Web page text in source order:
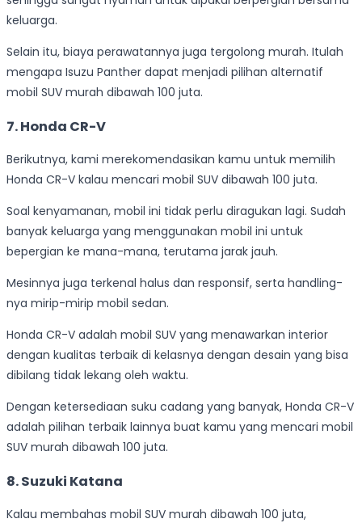
keluarga.
Selain itu, biaya perawatannya juga tergolong murah. Itulah
mengapa Isuzu Panther dapat menjadi pilihan alternatif
mobil SUV murah dibawah 100 juta.
7.Honda CR-V
Berikutnya, kami merekomendasikan kamu untuk memilih
Honda CR-V kalau mencari mobil SUV dibawah 100 juta.
Soal kenyamanan, mobil ini tidak perlu diragukan lagi. Sudah
banyak keluarga yang menggunakan mobil ini untuk
bepergian ke mana-mana, terutama jarak jauh.
Mesinnya juga terkenal halus dan responsif, serta handling-
nya mirip-mirip mobil sedan.
Honda CR-V adalah mobil SUV yang menawarkan interior
dengan kualitas terbaik di kelasnya dengan desain yang bisa
dibilang tidak lekang oleh waktu.
Dengan ketersediaan suku cadang yang banyak, Honda CR-V
adalah pilihan terbaik lainnya buat kamu yang mencari mobil
SUV murah dibawah 100 juta.
8.Suzuki Katana
Kalau membahas mobil SUV murah dibawah 100 juta,